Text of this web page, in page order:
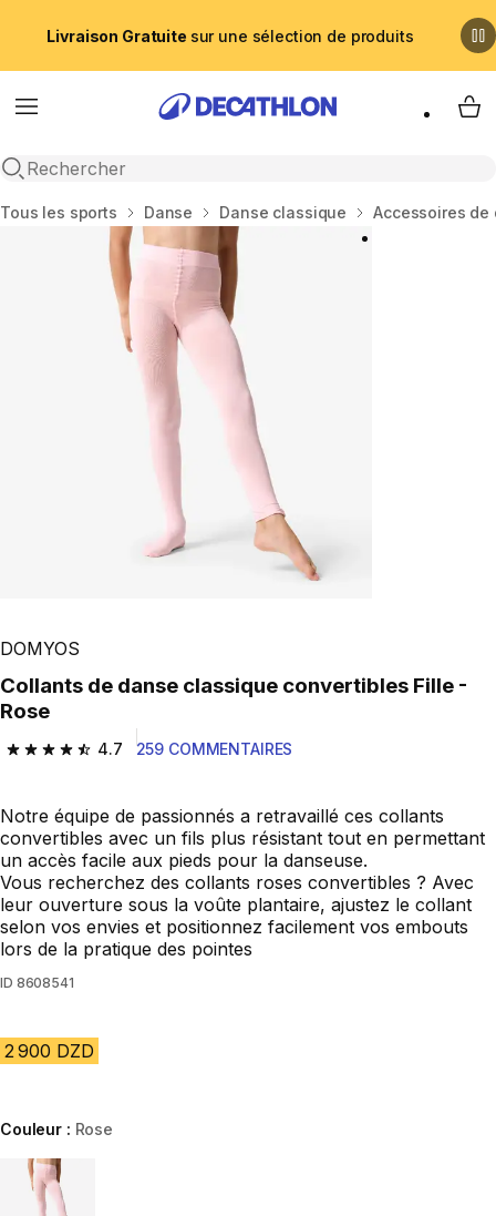
Livraison Gratuite sur une sélection de produits
Menu
Recherche ouverte
My
Accueil
Tous les sports Danse Danse classique Accessoires de
DOMYOS
Collants de danse classique convertibles Fille -
Rose
4.7
4.7 out of 5 stars from 259 reviews
259 COMMENTAIRES
Notre équipe de passionnés a retravaillé ces collants
convertibles avec un fils plus résistant tout en permettant
un accès facile aux pieds pour la danseuse.
Vous recherchez des collants roses convertibles ? Avec
leur ouverture sous la voûte plantaire, ajustez le collant
selon vos envies et positionnez facilement vos embouts
lors de la pratique des pointes
ID 8608541
2 900 DZD
Couleur : Rose
Choose a variant